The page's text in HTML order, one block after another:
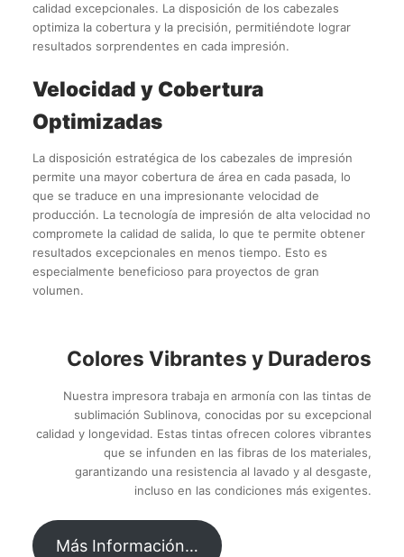
calidad excepcionales. La disposición de los cabezales
optimiza la cobertura y la precisión, permitiéndote lograr
resultados sorprendentes en cada impresión.
Velocidad y Cobertura
Optimizadas
La disposición estratégica de los cabezales de impresión
permite una mayor cobertura de área en cada pasada, lo
que se traduce en una impresionante velocidad de
producción. La tecnología de impresión de alta velocidad no
compromete la calidad de salida, lo que te permite obtener
resultados excepcionales en menos tiempo. Esto es
especialmente beneficioso para proyectos de gran
volumen.
Colores Vibrantes y Duraderos
Nuestra impresora trabaja en armonía con las tintas de
sublimación Sublinova, conocidas por su excepcional
calidad y longevidad. Estas tintas ofrecen colores vibrantes
que se infunden en las fibras de los materiales,
garantizando una resistencia al lavado y al desgaste,
incluso en las condiciones más exigentes.
Más Información…